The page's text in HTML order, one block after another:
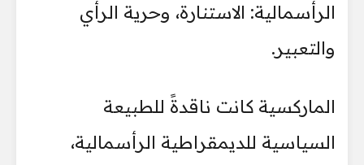
الرأسمالية: الاستنارة، وحرية الرأي
والتعبير.
الماركسية كانت ناقدةً للطبيعة
السياسية للديمقراطية الرأسمالية،